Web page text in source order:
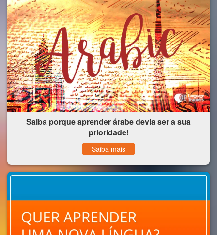
Saiba porque aprender árabe devia ser a sua
prioridade!
Saiba mais